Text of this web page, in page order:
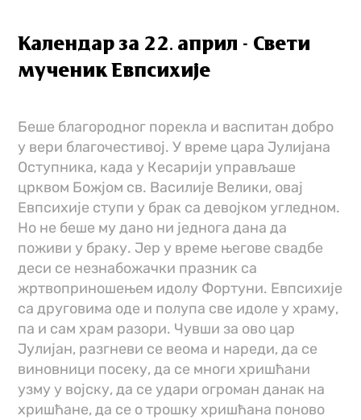
Календар за 22. април - Свети
мученик Евпсихије
Беше благородног порекла и васпитан добро
у вери благочестивој. У време цара Јулијана
Оступника, када у Кесарији управљаше
црквом Божјом св. Василије Велики, овај
Евпсихије ступи у брак са девојком угледном.
Но не беше му дано ни једнога дана да
поживи у браку. Јер у време његове свадбе
деси се незнабожачки празник са
жртвоприношењем идолу Фортуни. Евпсихије
са друговима оде и полупа све идоле у храму,
па и сам храм разори. Чувши за ово цар
Јулијан, разгневи се веома и нареди, да се
виновници посеку, да се многи хришћани
узму у војску, да се удари огроман данак на
хришћане, да се о трошку хришћана поново